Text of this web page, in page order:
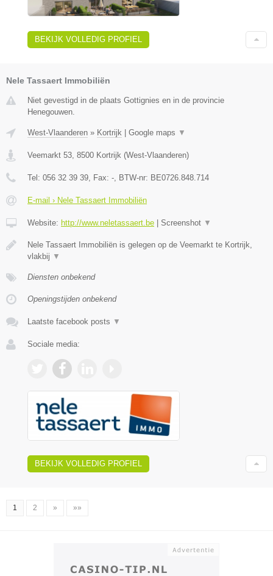
BEKIJK VOLLEDIG PROFIEL
Nele Tassaert Immobiliën
Niet gevestigd in de plaats Gottignies en in de provincie
Henegouwen.
West-Vlaanderen » Kortrijk Google maps ▼
Veemarkt 53 8500 Kortrijk (West-Vlaanderen)
Tel: 056 32 39 39 , Fax: - , BTW-nr: BE0726.848.714
E-mail › Nele Tassaert Immobiliën
Website: http://www.neletassaert.be Screenshot ▼
Nele Tassaert Immobiliën is gelegen op de Veemarkt te Kortrijk,
vlakbij ▼
Diensten onbekend
Openingstijden onbekend
Laatste facebook posts ▼
Sociale media:
BEKIJK VOLLEDIG PROFIEL
1 2 » »»